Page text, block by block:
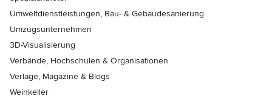
Umweltdienstleistungen, Bau- & Gebäudesanierung
Umzugsunternehmen
3D-Visualisierung
Verbände, Hochschulen & Organisationen
Verlage, Magazine & Blogs
Weinkeller